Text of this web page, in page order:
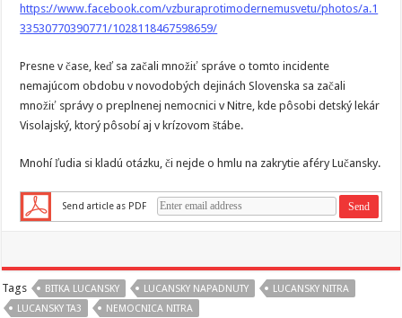
https://www.facebook.com/vzburaprotimodernemusvetu/photos/a.1
33530770390771/1028118467598659/
Presne v čase, keď sa začali množiť správe o tomto incidente
nemajúcom obdobu v novodobých dejinách Slovenska sa začali
množiť správy o preplnenej nemocnici v Nitre, kde pôsobi detský lekár
Visolajský, ktorý pôsobí aj v krízovom štábe.
Mnohí ľudia si kladú otázku, či nejde o hmlu na zakrytie aféry Lučansky.
Send article as PDF
Tags BITKA LUCANSKY LUCANSKY NAPADNUTY
LUCANSKY NITRA
LUCANSKY TA3
NEMOCNICA NITRA